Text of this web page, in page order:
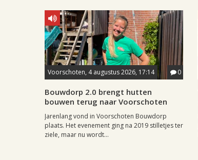
Voorschoten, 4 augustus 2026, 17:14 0
Bouwdorp 2.0 brengt hutten
bouwen terug naar Voorschoten
Jarenlang vond in Voorschoten Bouwdorp
plaats. Het evenement ging na 2019 stilletjes ter
ziele, maar nu wordt...